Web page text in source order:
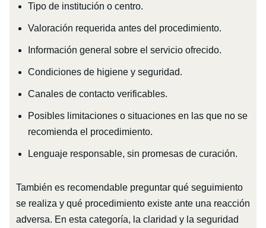
Tipo de institución o centro.
Valoración requerida antes del procedimiento.
Información general sobre el servicio ofrecido.
Condiciones de higiene y seguridad.
Canales de contacto verificables.
Posibles limitaciones o situaciones en las que no se
recomienda el procedimiento.
Lenguaje responsable, sin promesas de curación.
También es recomendable preguntar qué seguimiento
se realiza y qué procedimiento existe ante una reacción
adversa. En esta categoría, la claridad y la seguridad